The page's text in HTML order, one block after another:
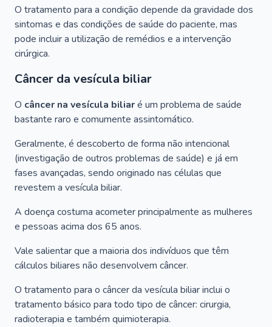
O tratamento para a condição depende da gravidade dos
sintomas e das condições de saúde do paciente, mas
pode incluir a utilização de remédios e a intervenção
cirúrgica.
Câncer da vesícula biliar
O câncer na vesícula biliaré um problema de saúde
bastante raro e comumente assintomático.
Geralmente, é descoberto de forma não intencional
(investigação de outros problemas de saúde) e já em
fases avançadas, sendo originado nas células que
revestem a vesícula biliar.
A doença costuma acometer principalmente as mulheres
e pessoas acima dos 65 anos.
Vale salientar que a maioria dos indivíduos que têm
cálculos biliares não desenvolvem câncer.
O tratamento para o câncer da vesícula biliar inclui o
tratamento básico para todo tipo de câncer: cirurgia,
radioterapia e também quimioterapia.